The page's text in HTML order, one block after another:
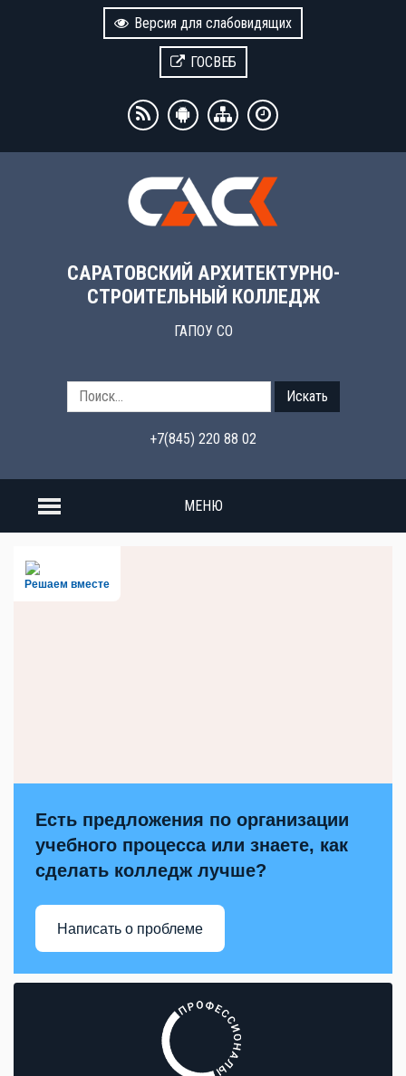
Версия для слабовидящих
ГОСВЕБ
САРАТОВСКИЙ АРХИТЕКТУРНО-
СТРОИТЕЛЬНЫЙ КОЛЛЕДЖ
ГАПОУ СО
Искать
+7(845) 220 88 02
МЕНЮ
Решаем вместе
Есть предложения по организации
учебного процесса или знаете, как
сделать колледж лучше?
Написать о проблеме